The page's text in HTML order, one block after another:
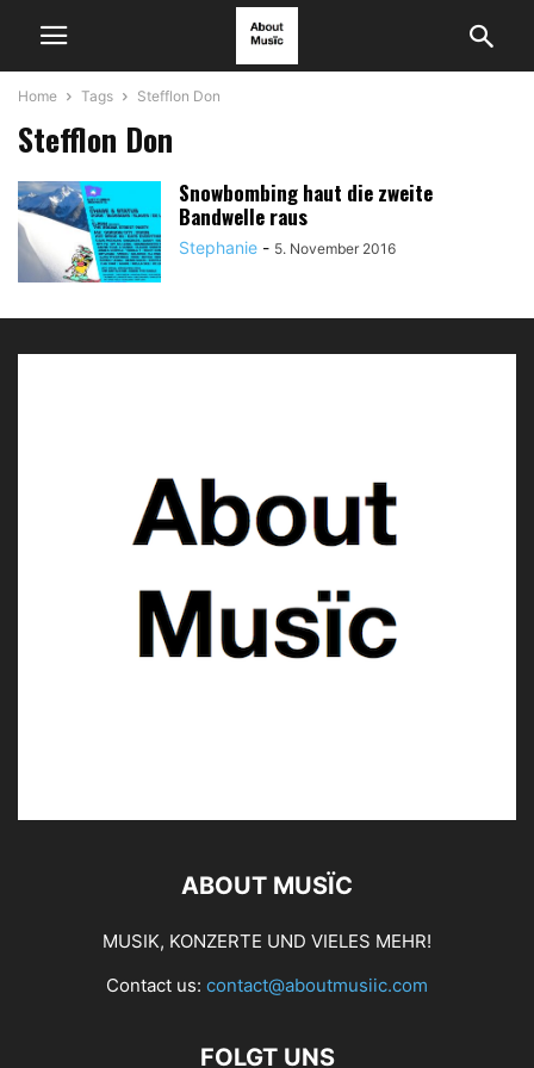
Home Tags Stefflon Don
Stefflon Don
Snowbombing haut die zweite
Bandwelle raus
Stephanie - 5. November 2016
ABOUT MUSÏC
MUSIK, KONZERTE UND VIELES MEHR!
Contact us: contact@aboutmusiic.com
FOLGT UNS